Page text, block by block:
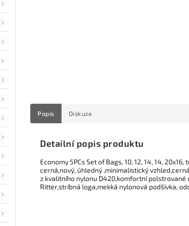
Popis Diskuze
Detailní popis produktu
Economy 5PCs Set of Bags, 10, 12, 14, 14,
cerná,nový, úhledný ,minimalistický
z kvalitního nylonu D420,komfortní polstrované
Ritter,stríbná loga,mekká nylonová podšívka,